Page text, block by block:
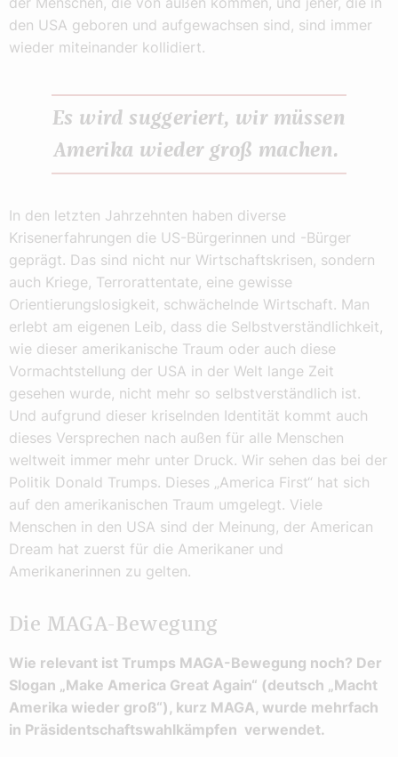
den USA geboren und aufgewachsen sind, sind immer
wieder miteinander kollidiert.
Es wird suggeriert, wir müssen
Amerika wieder groß machen.
In den letzten Jahrzehnten haben diverse
Krisenerfahrungen die US-Bürgerinnen und -Bürger
geprägt. Das sind nicht nur Wirtschaftskrisen, sondern
auch Kriege, Terrorattentate, eine gewisse
Orientierungslosigkeit, schwächelnde Wirtschaft. Man
erlebt am eigenen Leib, dass die Selbstverständlichkeit,
wie dieser amerikanische Traum oder auch diese
Vormachtstellung der USA in der Welt lange Zeit
gesehen wurde, nicht mehr so selbstverständlich ist.
Und aufgrund dieser kriselnden Identität kommt auch
dieses Versprechen nach außen für alle Menschen
weltweit immer mehr unter Druck. Wir sehen das bei der
Politik Donald Trumps. Dieses „America First“ hat sich
auf den amerikanischen Traum umgelegt. Viele
Menschen in den USA sind der Meinung, der American
Dream hat zuerst für die Amerikaner und
Amerikanerinnen zu gelten.
Die MAGA-Bewegung
Wie relevant ist Trumps MAGA-Bewegung noch? Der
Slogan „Make America Great Again“ (deutsch „Macht
Amerika wieder groß“), kurz MAGA, wurde mehrfach
in Präsidentschaftswahlkämpfen verwendet.